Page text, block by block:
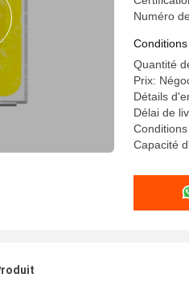
Numéro
Quantité
Prix:
Détails
Délai de
Capacité